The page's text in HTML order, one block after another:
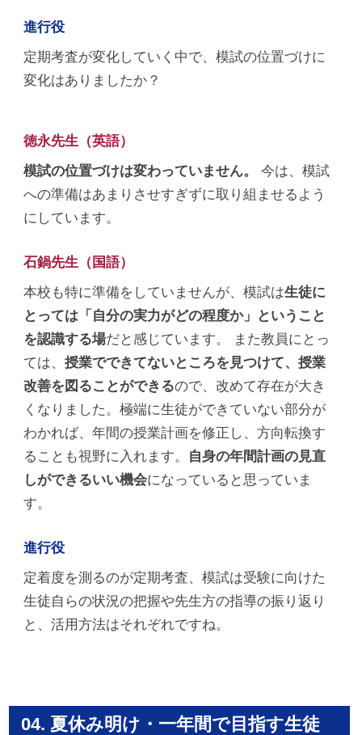
進行役
定期考査が変化していく中で、模試の位置づけに
変化はありましたか？
徳永先生（英語）
模試の位置づけは変わっていません。
今は、模試
への準備はあまりさせすぎずに取り組ませるよう
にしています。
石鍋先生（国語）
本校も特に準備をしていませんが、模試は生徒に
とっては「自分の実力がどの程度か」ということ
を認識する場だと感じています。 また教員にとっ
ては、授業でできてないところを見つけて、授業
改善を図ることができるので、改めて存在が大き
くなりました。極端に生徒ができていない部分が
わかれば、年間の授業計画を修正し、方向転換す
ることも視野に入れます。 自身の年間計画の見直
しができるいい機会になっていると思っていま
す。
進行役
定着度を測るのが定期考査、模試は受験に向けた
生徒自らの状況の把握や先生方の指導の振り返り
と、活用方法はそれぞれですね。
04. 夏休み明け・一年間で目指す生徒